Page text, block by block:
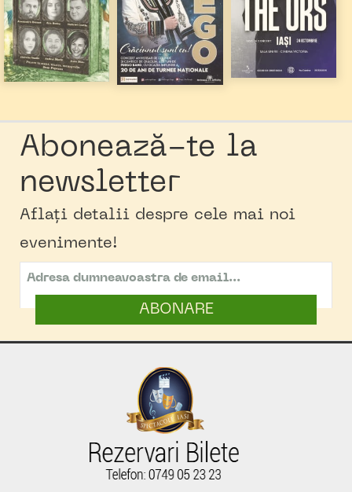
Abonează-te la
newsletter
Aflați detalii despre cele mai noi
evenimente!
ABONARE